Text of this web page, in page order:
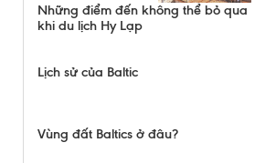
Những điểm đến không thể bỏ qua
khi du lịch Hy Lạp
Lịch sử của Baltic
Vùng đất Baltics ở đâu?